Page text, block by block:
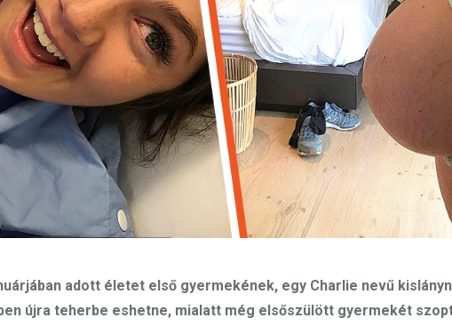
adott életet első gyermekének, egy Charlie nevű
újra teherbe eshetne, mialatt még elsőszülött gyermekét